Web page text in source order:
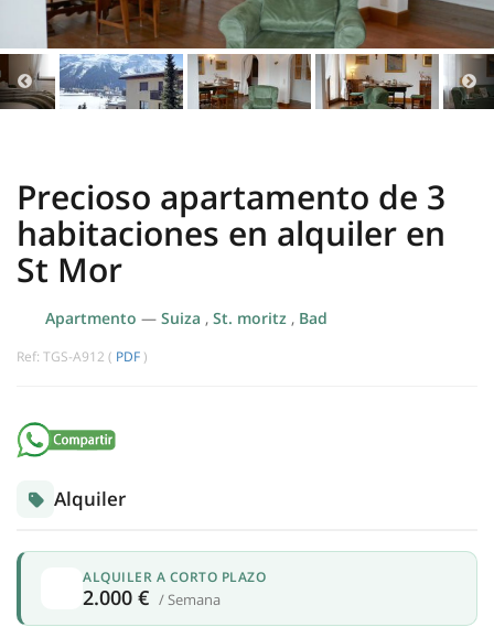
Precioso apartamento de 3
habitaciones en alquiler en
St Mor
Apartmento — Suiza , St. moritz , Bad
Ref: TGS-A912 ( PDF )
Alquiler
ALQUILER A CORTO PLAZO
2.000 € / Semana